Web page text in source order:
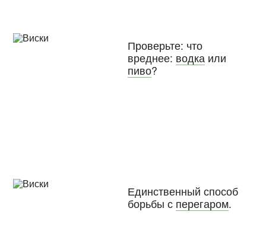
Проверьте: что
вреднее: водка или
пиво?
Единственный способ
борьбы с перегаром.